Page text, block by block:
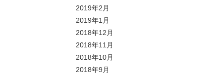
2019年2月
2019年1月
2018年12月
2018年11月
2018年10月
2018年9月